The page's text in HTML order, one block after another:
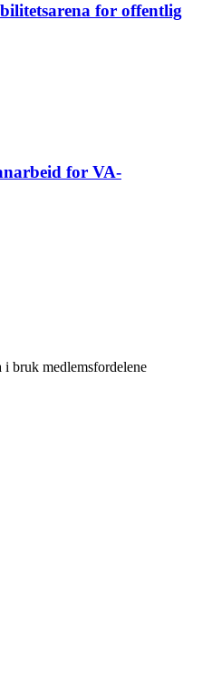
for offentlig
for VA-
i bruk medlemsfordelene